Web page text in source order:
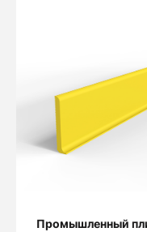
Промышленный